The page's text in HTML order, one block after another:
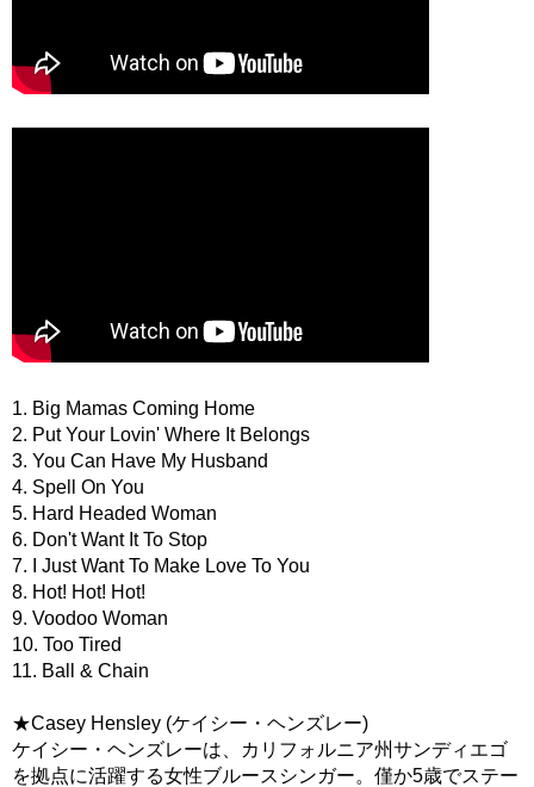
1. Big Mamas Coming Home
2. Put Your Lovin' Where It Belongs
3. You Can Have My Husband
4. Spell On You
5. Hard Headed Woman
6. Don't Want It To Stop
7. I Just Want To Make Love To You
8. Hot! Hot! Hot!
9. Voodoo Woman
10. Too Tired
11. Ball & Chain
★Casey Hensley (ケイシー・ヘンズレー)
ケイシー・ヘンズレーは、カリフォルニア州サンディエゴ
を拠点に活躍する女性ブルースシンガー。僅か5歳でステー